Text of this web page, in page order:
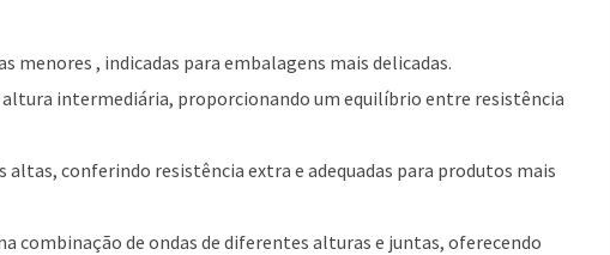
menores , indicadas para embalagens mais delicadas.
altura intermediária, proporcionando um equilíbrio entre resistência
altas, conferindo resistência extra e adequadas para produtos mais
combinação de ondas de diferentes alturas e juntas, oferecendo